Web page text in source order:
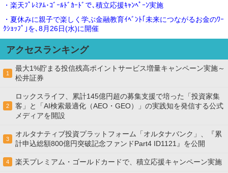
・楽天ﾌﾟﾚﾐｱﾑ･ｺﾞｰﾙﾄﾞｶｰﾄﾞで､積立応援ｷｬﾝﾍﾟｰﾝ実施
・夏休みに親子で楽しく学ぶ金融教育ｲﾍﾞﾝﾄ｢未来につながるお金のﾜｰ
ｸｼｮｯﾌﾟ｣を､8月26日(水)に開催
アクセスランキング
1
最大1%貯まる投信残高ポイントサービス増量キャンペーン実施～
松井証券
2
ロックスライフ、累計145億円超の募集支援で培った「投資家集
客」と「AI検索最適化（AEO・GEO）」の実践知を発信する公式
メディアを開設
3
オルタナティブ投資プラットフォーム「オルタナバンク」、『累
計申込総額800億円突破記念ファンドPart4 ID1121』を公開
4 楽天プレミアム・ゴールドカードで、積立応援キャンペーン実施